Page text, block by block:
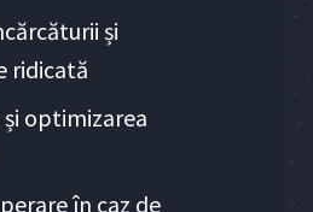
și
ridicată
optimizarea
în caz de